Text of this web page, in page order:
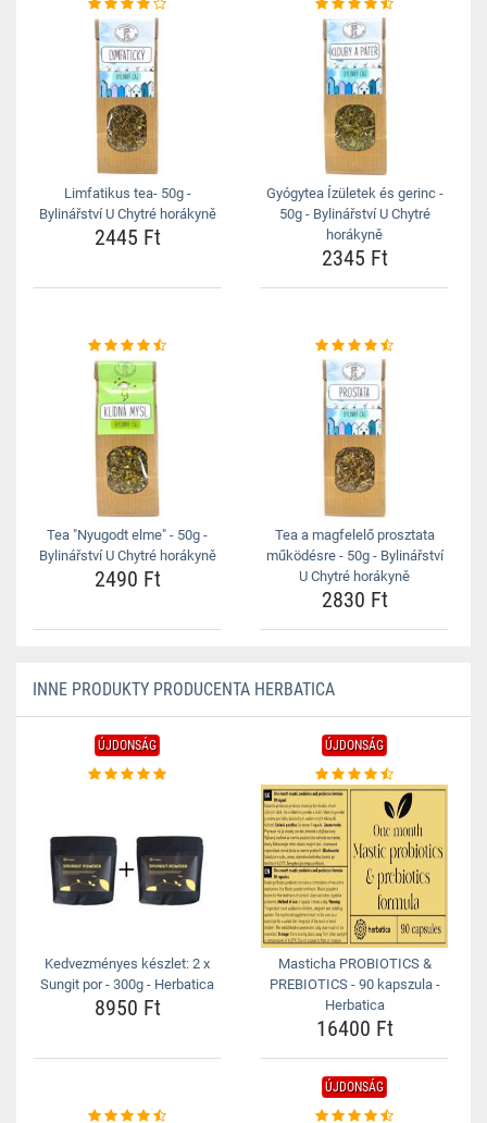
Limfatikus tea- 50g -
Bylinářství U Chytré horákyně
2445 Ft
Gyógytea Ízületek és gerinc -
50g - Bylinářství U Chytré
horákyně
2345 Ft
Tea "Nyugodt elme" - 50g -
Bylinářství U Chytré horákyně
2490 Ft
Tea a magfelelő prosztata
működésre - 50g - Bylinářství
U Chytré horákyně
2830 Ft
INNE PRODUKTY PRODUCENTA HERBATICA
ÚJDONSÁG
Kedvezményes készlet: 2 x
Sungit por - 300g - Herbatica
8950 Ft
ÚJDONSÁG
Masticha PROBIOTICS &
PREBIOTICS - 90 kapszula -
Herbatica
16400 Ft
ÚJDONSÁG